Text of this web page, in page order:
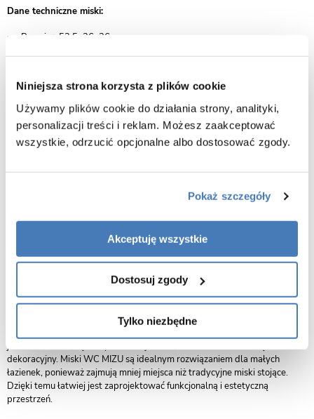
Niniejsza strona korzysta z plików cookie
Używamy plików cookie do działania strony, analityki,
personalizacji treści i reklam. Możesz zaakceptować
wszystkie, odrzucić opcjonalne albo dostosować zgody.
Pokaż szczegóły
Akceptuję wszystkie
Dostosuj zgody
Tylko niezbędne
Dane techniczne miski:
Rozmiar: 53,5x36x36 cm
Montaż: wisząca
Materiał: ceramika sanitarna
Kolor miski: biały + złoty pasek
Materiał deski: duroplast UF
Rodzaj deski: wolnoopadająca
Kolor deski: biały
Rysunek techniczny MIZU-WH-GL-TR-03
Estetyka i design:Miski podwieszane charakteryzują się nowoczesnym i
eleganckim wyglądem. Ich minimalistyczny design sprawia, że łazienka
jakości ceramiki, są nie tylko funkcjonalne, ale również stanowią element
dekoracyjny. Miski WC MIZU są idealnym rozwiązaniem dla małych
łazienek, ponieważ zajmują mniej miejsca niż tradycyjne miski stojące.
Dzięki temu łatwiej jest zaprojektować funkcjonalną i estetyczną
przestrzeń.